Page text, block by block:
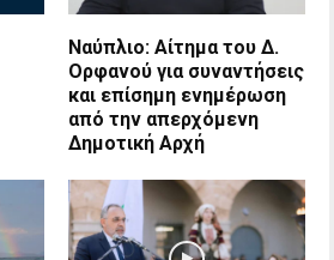
Ναύπλιο: Αίτημα του Δ.
Ορφανού για συναντήσεις
και επίσημη ενημέρωση
από την απερχόμενη
Δημοτική Αρχή